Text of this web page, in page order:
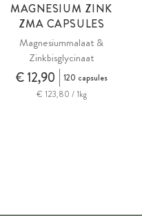
MAGNESIUM ZINK
ZMA CAPSULES
Magnesiummalaat &
Zinkbisglycinaat
€ 12,90
120 capsules
€ 123,80 / 1kg